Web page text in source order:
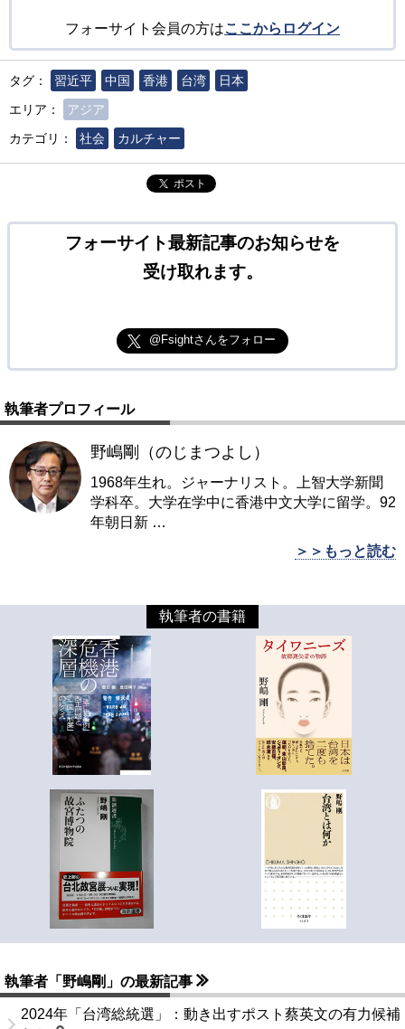
フォーサイト会員の方はここからログイン
タグ： 習近平 中国 香港 台湾
日本
エリア：
アジア
カテゴリ：
社会 カルチャー
ポスト
フォーサイト最新記事のお知らせを
受け取れます。
@Fsightさんをフォロー
執筆者プロフィール
野嶋剛（のじまつよし）
1968年生れ。ジャーナリスト。上智大学新聞
学科卒。大学在学中に香港中文大学に留学。92
年朝日新 …
＞＞もっと読む
執筆者の書籍
執筆者「野嶋剛」の最新記事
2024年「台湾総統選」：動き出すポスト蔡英文の有力候補